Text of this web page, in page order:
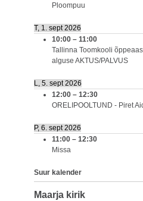
Ploompuu
T, 1. sept 2026
10:00 – 11:00
Tallinna Toomkooli
alguse AKTUS/PALVUS
L, 5. sept 2026
12:00 – 12:30
ORELIPOOLTUND - Piret
P, 6. sept 2026
11:00 – 12:30
Missa
Suur kalender
Maarja kirik